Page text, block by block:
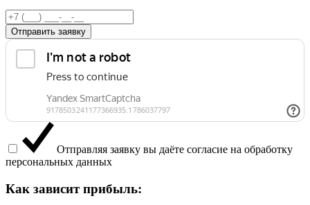
Отправить заявку
Отправляя заявку вы даёте согласие на обработку
персональных данных
Как зависит прибыль: